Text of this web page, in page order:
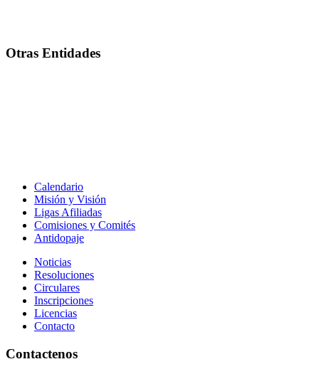
Otras Entidades
Calendario
Misión y Visión
Ligas Afiliadas
Comisiones y Comités
Antidopaje
Noticias
Resoluciones
Circulares
Inscripciones
Licencias
Contacto
Contactenos